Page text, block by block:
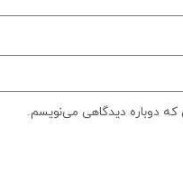
که دوباره دیدگاهی می‌نویسم.